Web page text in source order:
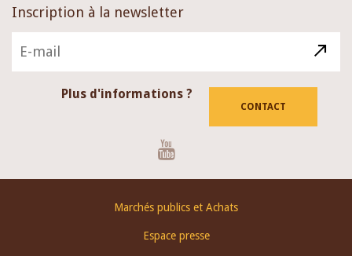
Inscription à la newsletter
Plus d'informations ?
CONTACT
Marchés publics et Achats
Espace presse